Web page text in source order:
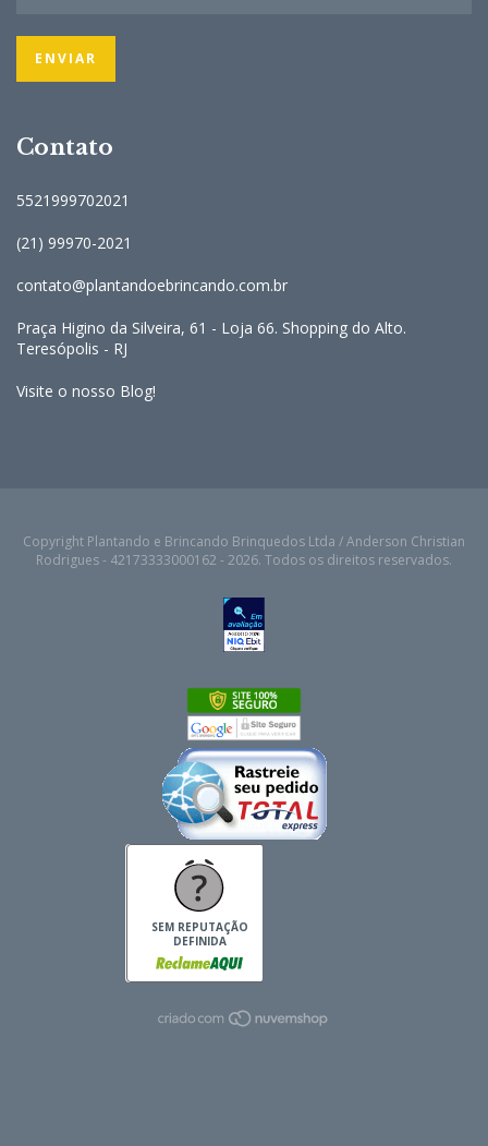
Contato
5521999702021
(21) 99970-2021
contato@plantandoebrincando.com.br
Praça Higino da Silveira, 61 - Loja 66. Shopping do Alto.
Teresópolis - RJ
Visite o nosso Blog!
Copyright Plantando e Brincando Brinquedos Ltda / Anderson Christian
Rodrigues - 42173333000162 - 2026. Todos os direitos reservados.
SEM REPUTAÇÃO
DEFINIDA